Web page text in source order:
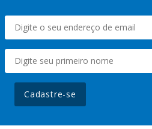
Cadastre-se